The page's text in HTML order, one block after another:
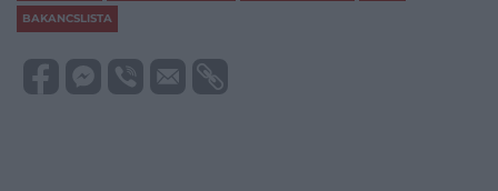
BAKANCSLISTA